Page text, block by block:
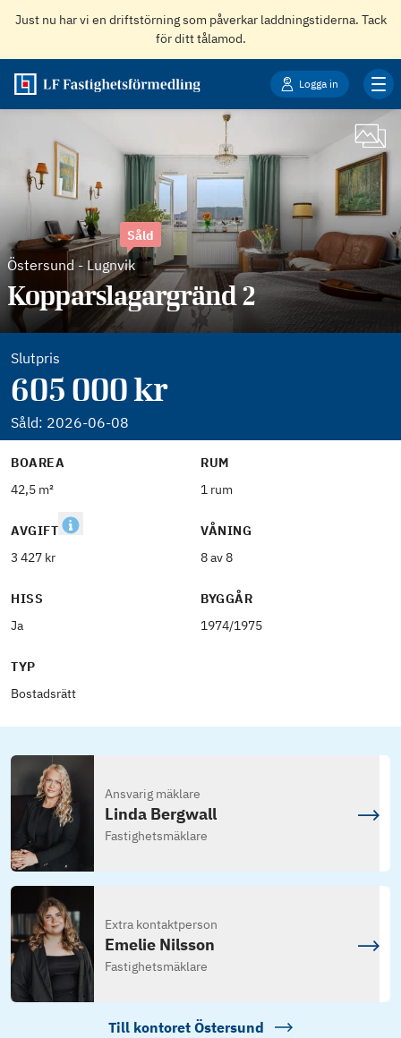
Just nu har vi en driftstörning som påverkar laddningstiderna. Tack
för ditt tålamod.
Logga in
Östersund- Lugnvik
Såld
Kopparslagargränd 2
Slutpris
605 000 kr
Såld: 2026-06-08
BOAREA
42,5 m²
RUM
1 rum
AVGIFT
3 427 kr
VÅNING
8 av 8
HISS
Ja
BYGGÅR
1974/1975
TYP
Bostadsrätt
Ansvarig mäklare
Linda Bergwall
Fastighetsmäklare
Extra kontaktperson
Emelie Nilsson
Fastighetsmäklare
Till kontoret Östersund